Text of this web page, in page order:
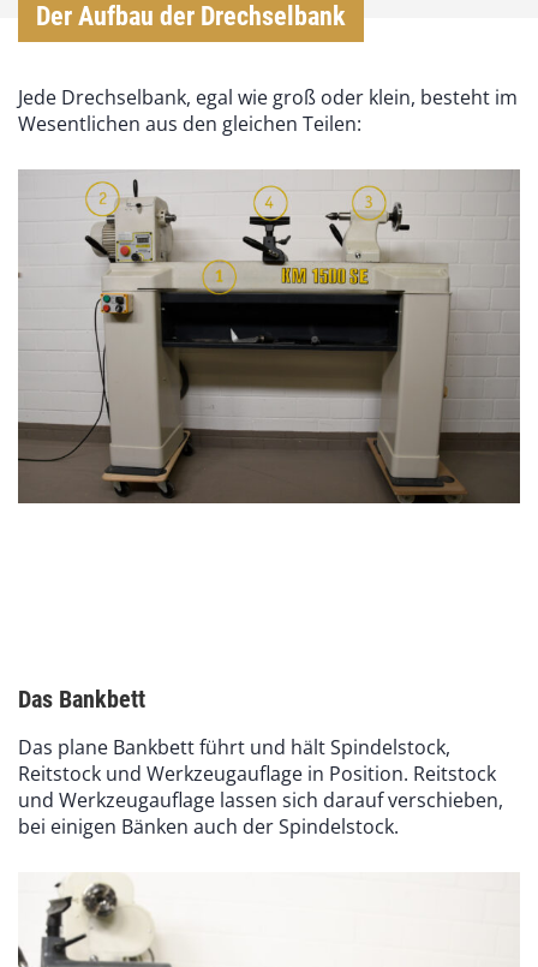
Der Aufbau der Drechselbank
Jede Drechselbank, egal wie groß oder klein, besteht im
Wesentlichen aus den gleichen Teilen:
Das Bankbett
Das plane Bankbett führt und hält Spindelstock,
Reitstock und Werkzeugauflage in Position. Reitstock
und Werkzeugauflage lassen sich darauf verschieben,
bei einigen Bänken auch der Spindelstock.